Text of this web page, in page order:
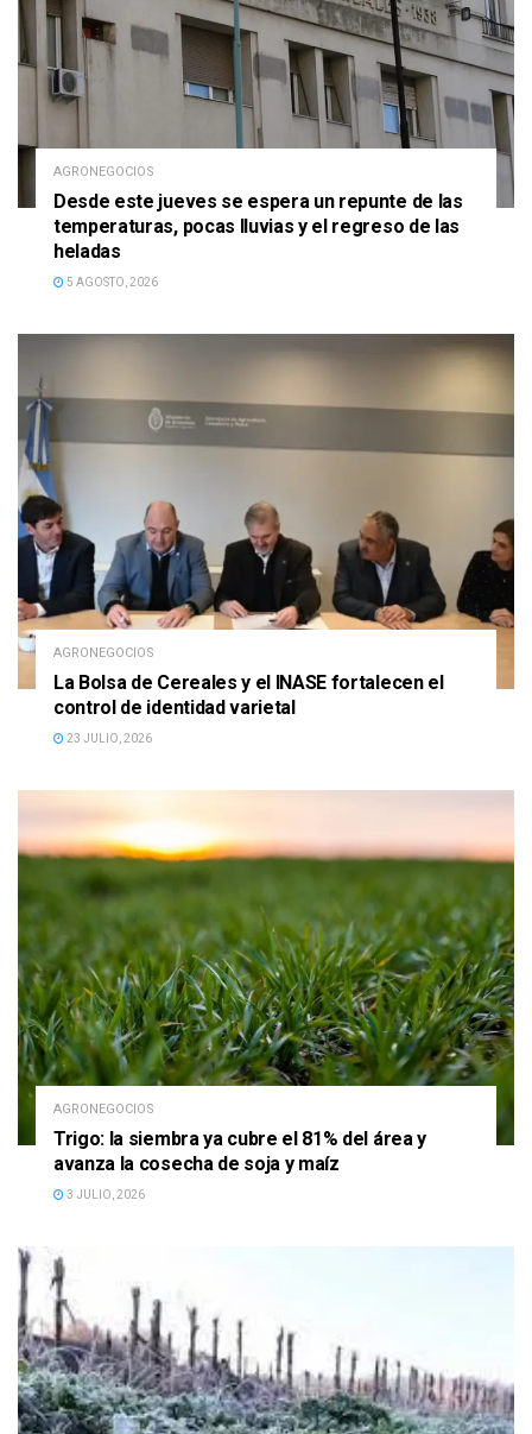
AGRONEGOCIOS
Desde este jueves se espera un repunte de las
temperaturas, pocas lluvias y el regreso de las
heladas
5 AGOSTO, 2026
AGRONEGOCIOS
La Bolsa de Cereales y el INASE fortalecen el
control de identidad varietal
23 JULIO, 2026
AGRONEGOCIOS
Trigo: la siembra ya cubre el 81% del área y
avanza la cosecha de soja y maíz
3 JULIO, 2026